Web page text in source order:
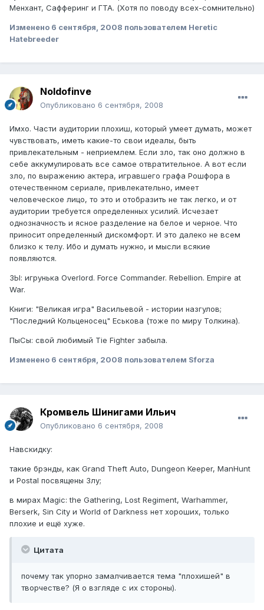
Менхант, Сафферинг и ГТА. (Хотя по поводу всех-сомнительно)
Изменено 6 сентября, 2008 пользователем Heretic
Hatebreeder
Noldofinve
Опубликовано 6 сентября, 2008
Имхо. Части аудитории плохиш, который умеет думать, может
чувствовать, иметь какие-то свои идеалы, быть
привлекательным - неприемлем. Если зло, так оно должно в
себе аккумулировать все самое отвратительное. А вот если
зло, по выражению актера, игравшего графа Рошфора в
отечественном сериале, привлекательно, имеет
человеческое лицо, то это и отобразить не так легко, и от
аудитории требуется определенных усилий. Исчезает
однозначность и ясное разделение на белое и черное. Что
приносит определенный дискомфорт. И это далеко не всем
близко к телу. Ибо и думать нужно, и мысли всякие
появляются.
ЗЫ: игрунька Overlord. Force Commander. Rebellion. Empire at
War.
Книги: "Великая игра" Васильевой - истории назгулов;
"Последний Кольценосец" Еськова (тоже по миру Толкина).
ПыСы: свой любимый Tie Fighter забыла.
Изменено 6 сентября, 2008 пользователем Sforza
Кромвель Шинигами Ильич
Опубликовано 6 сентября, 2008
Навскидку:
такие брэнды, как Grand Theft Auto, Dungeon Keeper, ManHunt
и Postal посвящены Злу;
в мирах Magic: the Gathering, Lost Regiment, Warhammer,
Berserk, Sin City и World of Darkness нет хороших, только
плохие и ещё хуже.
Цитата
почему так упорно замалчивается тема "плохишей" в
творчестве? (Я о взгляде с их стороны).